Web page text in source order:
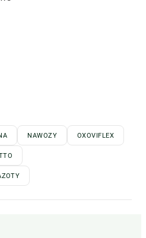
NAWOZY OXOVIFLEX